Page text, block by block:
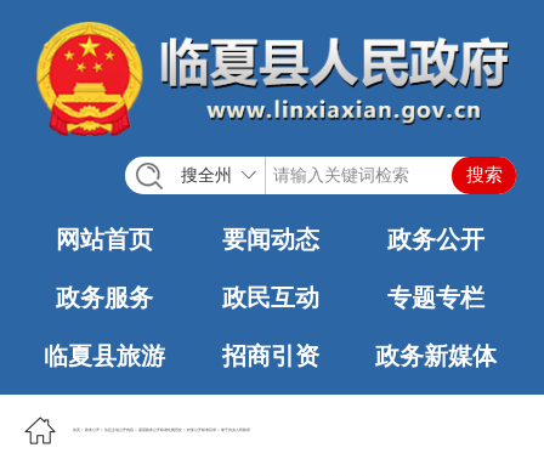
搜全州
网站首页 要闻动态 政务公开
政务服务 政民互动 专题专栏
临夏县旅游 招商引资 政务新媒体
首页 政务公开 法定主动公开内容 基层政务公开标准化规范化 村务公开标准目录 掌子沟乡人民政府